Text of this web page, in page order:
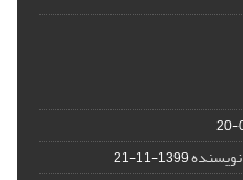
1399-11-21